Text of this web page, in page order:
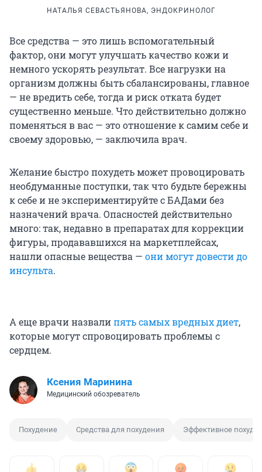
НАТАЛЬЯ СЕВАСТЬЯНОВА, ЭНДОКРИНОЛОГ
Все средства — это лишь вспомогательный
фактор, они могут улучшать качество кожи и
немного ускорять результат. Все нагрузки на
организм должны быть сбалансированы, главное
— не вредить себе, тогда и риск отката будет
существенно меньше. Что действительно должно
поменяться в вас — это отношение к самим себе и
своему здоровью, — заключила врач.
Желание быстро похудеть может провоцировать
необдуманные поступки, так что будьте бережны
к себе и не экспериментируйте с БАДами без
назначений врача. Опасностей действительно
много: так, недавно в препаратах для коррекции
фигуры, продававшихся на маркетплейсах,
нашли опасные вещества — они могут довести до
инсульта.
А еще врачи назвалипять самых вредных диет,
которые могут спровоцировать проблемы с
сердцем.
Ксения Маринина
Медицинский обозреватель
Похудение Средства для похудения Эффективное